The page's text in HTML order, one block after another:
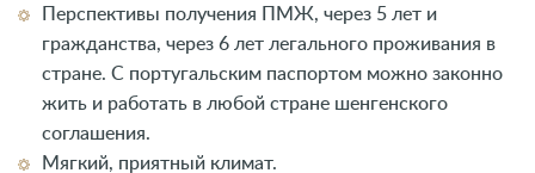
Перспективы получения ПМЖ, через 5 лет и
гражданства, через 6 лет легального проживания в
стране. С португальским паспортом можно законно
жить и работать в любой стране шенгенского
соглашения.
Мягкий, приятный климат.